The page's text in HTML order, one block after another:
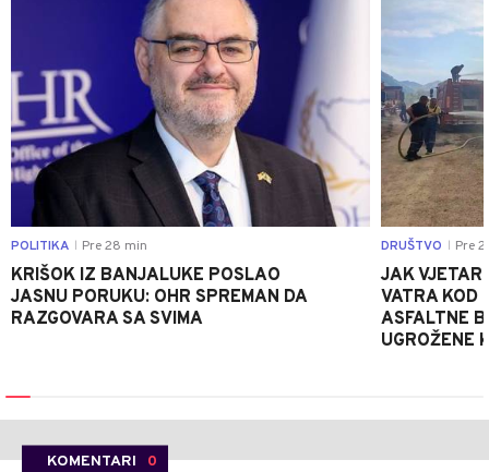
POLITIKA Pre 28 min
KRIŠOK IZ BANJALUKE POSLAO
JASNU PORUKU: OHR SPREMAN DA
RAZGOVARA SA SVIMA
DRUŠTVO Pre 2
JAK VJETAR
VATRA KOD
ASFALTNE
UGROŽENE
KOMENTARI 0